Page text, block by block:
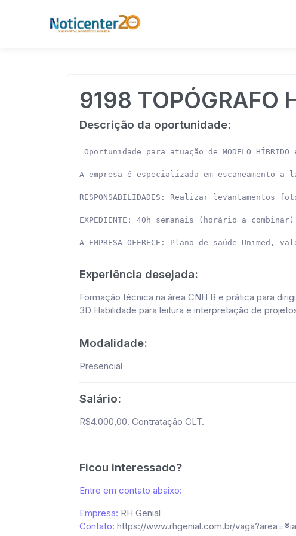
9198 TOPÓGRAFO
Descrição da oportunidade:
Oportunidade para atuação de MODELO
A empresa é especializada em
RESPONSABILIDADES: Realizar
EXPEDIENTE: 40h semanais (horário a
A EMPRESA OFERECE: Plano de saúde
Experiência desejada:
Formação técnica na área CNH B e prática para
3D Habilidade para leitura e interpretação de
Modalidade:
Presencial
Salário:
R$4.000,00. Contratação CLT.
Ficou interessado?
Entre em contato abaixo:
Empresa: RH Genial
Contato: https://www.rhgenial.com.br/